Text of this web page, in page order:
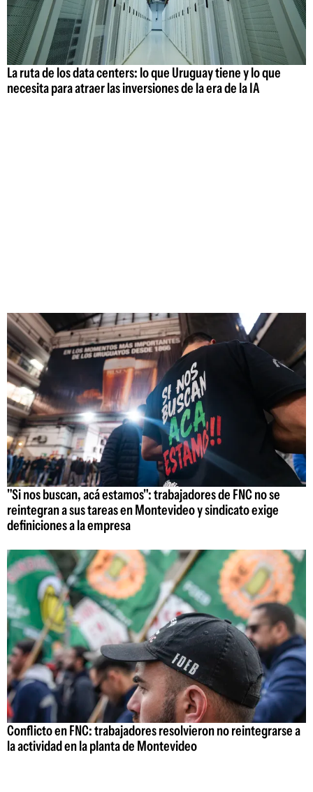
La ruta de los data centers: lo que Uruguay tiene y lo que
necesita para atraer las inversiones de la era de la IA
"Si nos buscan, acá estamos": trabajadores de FNC no se
reintegran a sus tareas en Montevideo y sindicato exige
definiciones a la empresa
Conflicto en FNC: trabajadores resolvieron no reintegrarse a
la actividad en la planta de Montevideo